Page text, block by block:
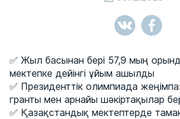
✅ Жыл басынан бері 57,9 мың
мектепке дейінгі ұйым ашылды
✅ Президенттік олимпиада
гранты мен арнайы шәкіртақылар
✅ Қазақстандық мектептерде